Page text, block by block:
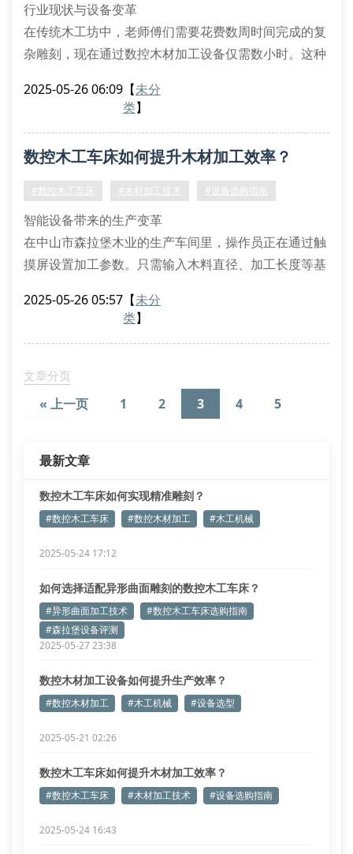
行业现状与设备变革
在传统木工坊中，老师傅们需要花费数周时间完成的复
杂雕刻，现在通过数控木材加工设备仅需数小时。这种
准。以中山某家具厂为例，引进数控木工机械后，月产
现代数控木工车床配备智能控制系统，支持三维建模数
据直接导入。操作人员通过人机交互界面设置切削参
2025-05-26 06:09 【未分
类】
数控木工车床如何提升木材加工效率？
#数控木工车床 #木材加工技术 #设备选购指南
智能设备带来的生产变革
在中山市森拉堡木业的生产车间里，操作员正在通过触
摸屏设置加工参数。只需输入木料直径、加工长度等基
能化操作方式，使传统需要3小时的手工雕刻作业缩短
自动换刀系统减少75%停机时间
多工序集成加工节省50%人工成本
2025-05-26 05:57 【未分
类】
文章分页
« 上一页 1 2 3 4
5
最新文章
数控木工车床如何实现精准雕刻？
#数控木工车床 #数控木材加工 #木工机械
2025-05-24 17:12
如何选择适配异形曲面雕刻的数控木工车床？
#异形曲面加工技术
#数控木工车床选购指南
#森拉堡设备评测
2025-05-27 23:38
数控木材加工设备如何提升生产效率？
#数控木材加工 #木工机械 #设备选型
2025-05-21 02:26
数控木工车床如何提升木材加工效率？
#数控木工车床 #木材加工技术 #设备选购指南
2025-05-24 16:43